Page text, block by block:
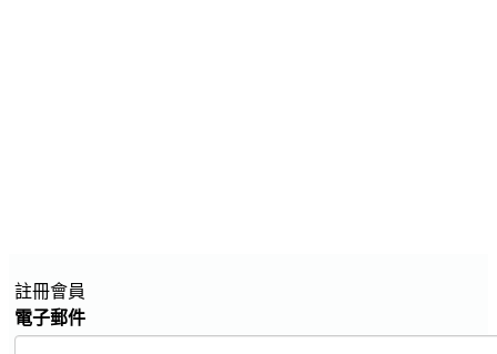
註冊會員
電子郵件